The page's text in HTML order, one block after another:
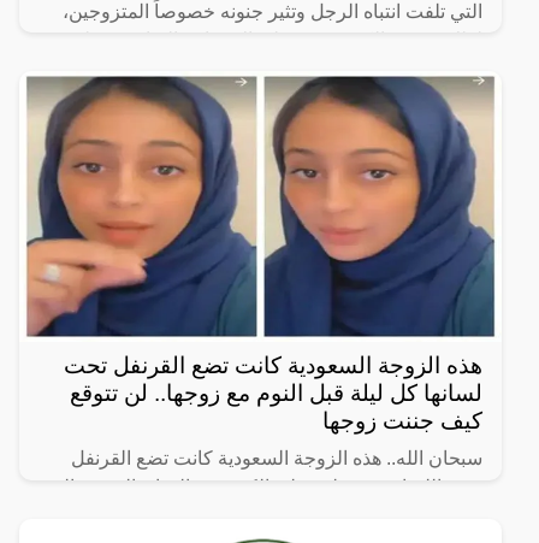
التي تلفت انتباه الرجل وتثير جنونه خصوصاً المتزوجين،
هذه الزوجة السعودية كانت تضع القرنفل تحت
لسانها كل ليلة قبل النوم مع زوجها.. لن تتوقع
كيف جننت زوجها
سبحان الله.. هذه الزوجة السعودية كانت تضع القرنفل
تحت اللسان، فحصلت على الكثير من الفوائد الصحية التي